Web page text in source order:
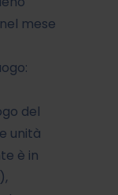
mese
del
unità
è in